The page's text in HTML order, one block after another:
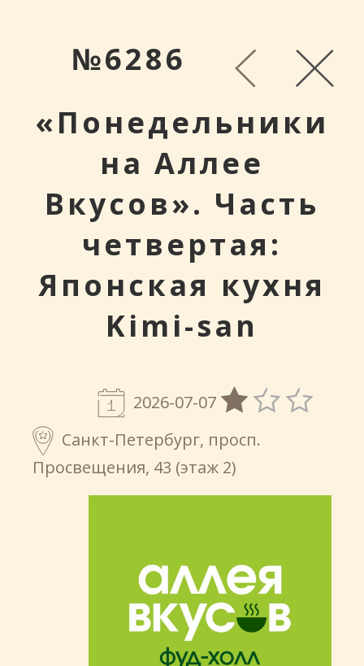
№6286
«Понедельники
на Аллее
Вкусов». Часть
четвертая:
Японская кухня
Kimi-san
2026-07-07
Санкт-Петербург, просп.
Просвещения, 43 (этаж 2)